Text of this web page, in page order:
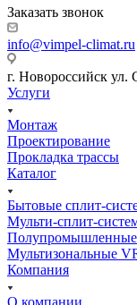
Заказать звонок
info@vimpel-climat.ru
г. Новороссийск ул.
Услуги
Монтаж
Проектирование
Прокладка трассы
Каталог
Бытовые сплит-
Мульти-сплит-
Полупромышленные
Мультизональные
Компания
О компании